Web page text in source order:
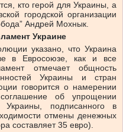
кто герой для Украины, а
городской организации
Андрей Мохнык.
Украине
указано, что Украина
в Евросоюзе, как и все
отмечает общность
Украины и стран
говорится о намерении
об упрощении
подписанного в
отмены денежных
составляет 35 евро).